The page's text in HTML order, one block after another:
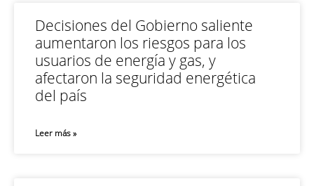
Decisiones del Gobierno saliente
aumentaron los riesgos para los
usuarios de energía y gas, y
afectaron la seguridad energética
del país
Leer más »